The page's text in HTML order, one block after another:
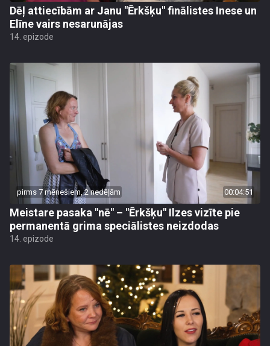
Dēļ attiecībām ar Janu "Ērkšķu" finālistes Inese un
Elīne vairs nesarunājas
14. epizode
pirms 7 mēnešiem, 2 nedēļām 00:04:51
Meistare pasaka "nē" – "Ērkšķu" Ilzes vizīte pie
permanentā grima speciālistes neizdodas
14. epizode